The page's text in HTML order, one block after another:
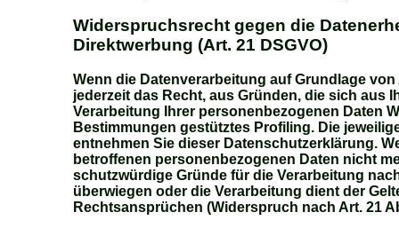
Widerspruchsrecht gegen die
Direktwerbung (Art. 21 DSGVO)
Wenn die Datenverarbeitung auf Grundlage
jederzeit das Recht, aus Gründen, die sich aus
Verarbeitung Ihrer personenbezogenen Daten
Bestimmungen gestütztes Profiling. Die
entnehmen Sie dieser Datenschutzerklärung.
betroffenen personenbezogenen Daten nicht
schutzwürdige Gründe für die Verarbeitung
überwiegen oder die Verarbeitung dient der
Rechtsansprüchen (Widerspruch nach Art. 21